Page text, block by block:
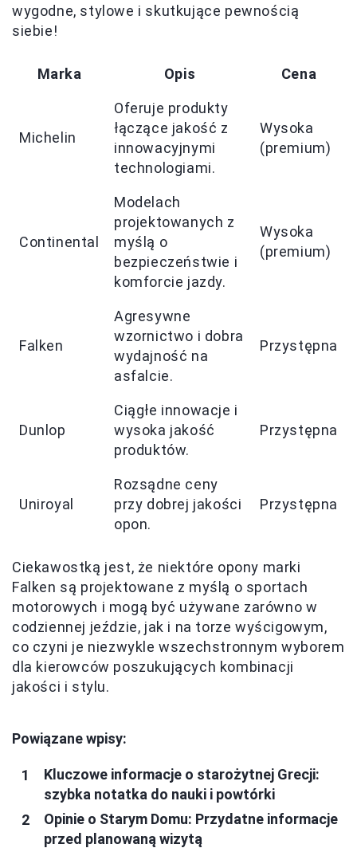
wygodne, stylowe i skutkujące pewnością
siebie!
Marka Opis Cena
Michelin
Oferuje produkty
łączące jakość z
innowacyjnymi
technologiami.
Wysoka
(premium)
Continental
Modelach
projektowanych z
myślą o
bezpieczeństwie i
komforcie jazdy.
Wysoka
(premium)
Falken
Agresywne
wzornictwo i dobra
wydajność na
asfalcie.
Przystępna
Dunlop
Ciągłe innowacje i
wysoka jakość
produktów.
Przystępna
Uniroyal
Rozsądne ceny
przy dobrej jakości
opon.
Przystępna
Ciekawostką jest, że niektóre opony marki
Falken są projektowane z myślą o sportach
motorowych i mogą być używane zarówno w
codziennej jeździe, jak i na torze wyścigowym,
co czyni je niezwykle wszechstronnym wyborem
dla kierowców poszukujących kombinacji
jakości i stylu.
Powiązane wpisy:
Kluczowe informacje o starożytnej Grecji:
szybka notatka do nauki i powtórki
Opinie o Starym Domu: Przydatne informacje
przed planowaną wizytą